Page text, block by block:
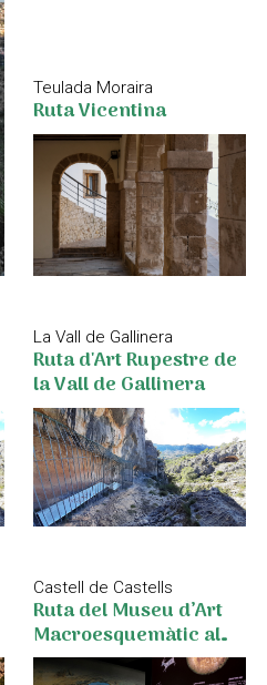
Teulada Moraira
Ruta Vicentina
La Vall de Gallinera
Ruta d'Art Rupestre de
la Vall de Gallinera
Castell de Castells
Ruta del Museu d’Art
Macroesquemàtic al
Santuari de Petracos